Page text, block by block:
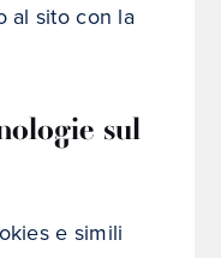
al sito con la
sul
e simili